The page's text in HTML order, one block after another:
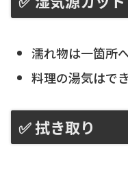
濡れ物は一箇所
料理の湯気はで
✅ 拭き取り